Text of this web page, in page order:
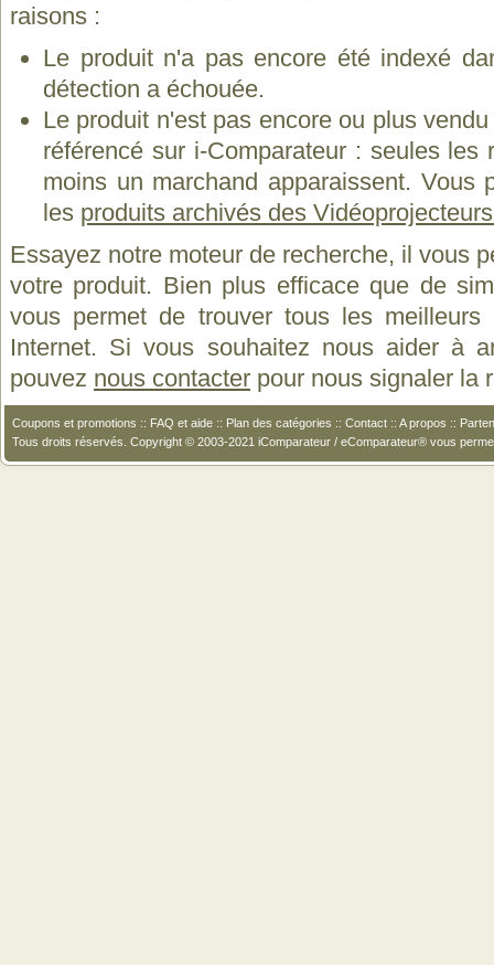
raisons :
Le produit n'a pas encore été indexé
détection a échouée.
Le produit n'est pas encore ou plus
référencé sur i-Comparateur : seules les
moins un marchand apparaissent. Vous
les produits archivés des
Essayez notre moteur de recherche, il vous
votre produit. Bien plus efficace que de
vous permet de trouver tous les
Internet. Si vous souhaitez nous aider à
pouvez nous contacter pour nous signaler la
Coupons et promotions :: FAQ et aide :: Plan des catégories :: Contact :: A propos ::
Tous droits réservés. Copyright © 2003-2021 iComparateur / eComparateur® vous